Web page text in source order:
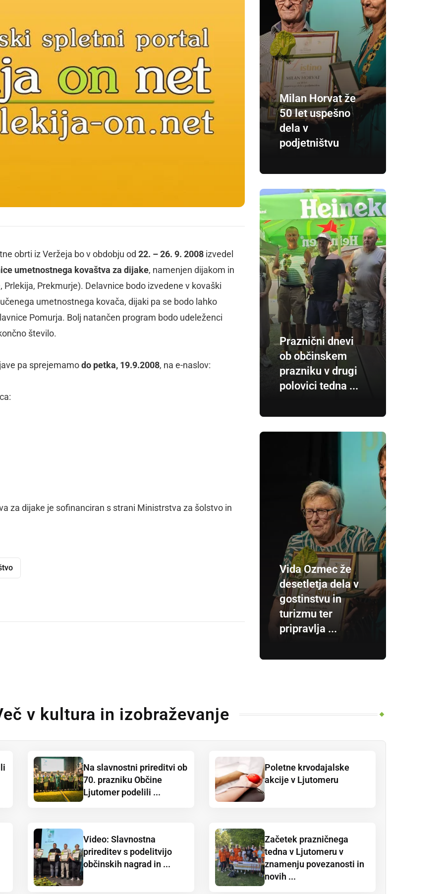
obrti iz Veržeja bo v obdobju od 22. – 26. 9. 2008 izvedel
umetnostnega kovaštva za dijake, namenjen dijakom in
Prlekija, Prekmurje). Delavnice bodo izvedene v kovaški
umetnostnega kovača, dijaki pa se bodo lahko
Pomurja. Bolj natančen program bodo udeleženci
število.
pa sprejemamodo petka, 19.9.2008, na e-naslov:
za dijake je sofinanciran s strani Ministrstva za šolstvo in
Milan Horvat že
50 let uspešno
dela v
podjetništvu
Praznični dnevi
ob občinskem
prazniku v drugi
polovici tedna ...
Vida Ozmec že
desetletja dela v
gostinstvu in
turizmu ter
pripravlja ...
v kultura in izobraževanje
Na slavnostni prireditvi ob
70. prazniku Občine
Ljutomer podelili ...
Poletne krvodajalske
akcije v Ljutomeru
Video: Slavnostna
prireditev s podelitvijo
občinskih nagrad in ...
Začetek prazničnega
tedna v Ljutomeru v
znamenju povezanosti in
novih ...